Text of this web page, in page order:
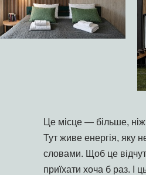
Це місце — більше, ніж
Тут живе енергія, яку
словами. Щоб це
приїхати хоча б раз. І